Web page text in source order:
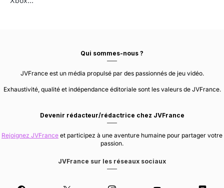
Qui sommes-nous ?
JVFrance est un média propulsé par des passionnés de jeu vidéo.
Exhaustivité, qualité et indépendance éditoriale sont les valeurs de JVFrance.
Devenir rédacteur/rédactrice chez JVFrance
Rejoignez JVFrance et participez à une aventure humaine pour partager votre
passion.
JVFrance sur les réseaux sociaux